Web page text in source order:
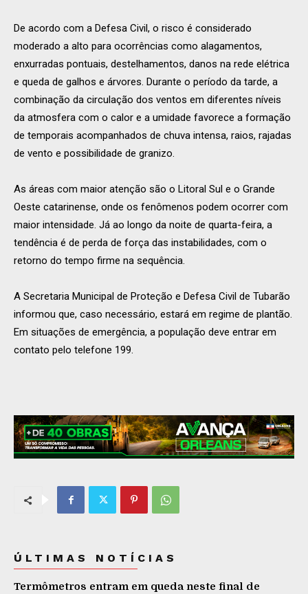
De acordo com a Defesa Civil, o risco é considerado
moderado a alto para ocorrências como alagamentos,
enxurradas pontuais, destelhamentos, danos na rede elétrica
e queda de galhos e árvores. Durante o período da tarde, a
combinação da circulação dos ventos em diferentes níveis
da atmosfera com o calor e a umidade favorece a formação
de temporais acompanhados de chuva intensa, raios, rajadas
de vento e possibilidade de granizo.
As áreas com maior atenção são o Litoral Sul e o Grande
Oeste catarinense, onde os fenômenos podem ocorrer com
maior intensidade. Já ao longo da noite de quarta-feira, a
tendência é de perda de força das instabilidades, com o
retorno do tempo firme na sequência.
A Secretaria Municipal de Proteção e Defesa Civil de Tubarão
informou que, caso necessário, estará em regime de plantão.
Em situações de emergência, a população deve entrar em
contato pelo telefone 199.
ÚLTIMAS NOTÍCIAS
Termômetros entram em queda neste final de